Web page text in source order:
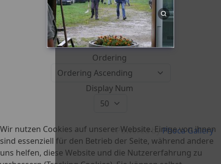
Ordering
Display Num
Powered byPhoca Gallery
Wir nutzen Cookies auf unserer Website. Einige von ihnen
sind essenziell für den Betrieb der Seite, während andere
uns helfen, diese Website und die Nutzererfahrung zu